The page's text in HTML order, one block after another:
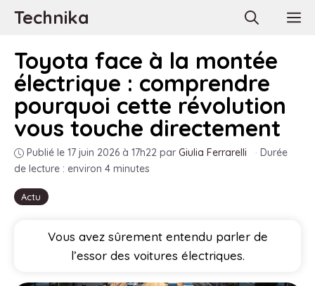
AllerTechnika
Actu
Toyota face à la montée
électrique : comprendre
pourquoi cette révolution
vous touche directement
Publié le 17 juin 2026 à 17h22 par Giulia Ferrarelli · Durée
de lecture : environ 4 minutes
Vous avez sûrement entendu parler de
l’essor des voitures électriques.